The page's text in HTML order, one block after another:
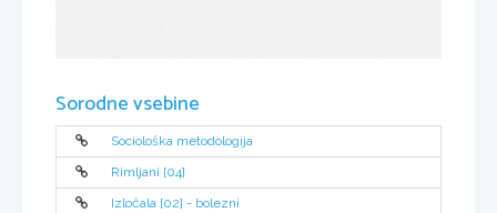
Sorodne vsebine
Sociološka metodologija
Rimljani [04]
Izločala [02] - bolezni